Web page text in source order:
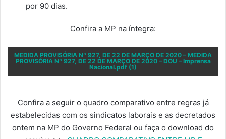
por 90 dias.
Confira a MP na íntegra:
MEDIDA PROVISÓRIA Nº 927, DE 22 DE MARÇO DE 2020 – MEDIDA
PROVISÓRIA Nº 927, DE 22 DE MARÇO DE 2020 – DOU – Imprensa
Nacional.pdf (1)
Confira a seguir o quadro comparativo entre regras já
estabelecidas com os sindicatos laborais e as decretados
ontem na MP do Governo Federal ou faça o download do